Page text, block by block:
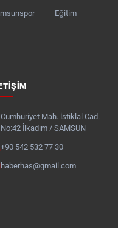
Eğitim
Cumhuriyet Mah. İstiklal Cad.
No:42 İlkadım / SAMSUN
+90 542 532 77 30
haberhas@gmail.com